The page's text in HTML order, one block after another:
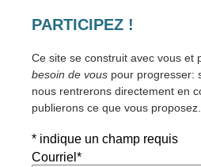
PARTICIPEZ !
Ce site se construit avec vous et
besoin de vous pour progresser:
nous rentrerons directement en
publierons ce que vous proposez.
* indique un champ requis
Courriel *